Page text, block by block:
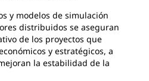
y modelos de simulación
distribuidos se aseguran
de los proyectos que
y estratégicos, a
la estabilidad de la